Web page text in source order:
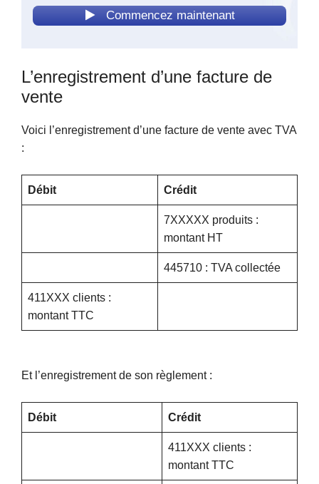
Commencez maintenant
L’enregistrement d’une facture de
vente
Voici l’enregistrement d’une facture de vente avec TVA
:
Débit Crédit
7XXXXX produits :
montant HT
445710 : TVA collectée
411XXX clients :
montant TTC
Et l’enregistrement de son règlement :
Débit Crédit
411XXX clients :
montant TTC